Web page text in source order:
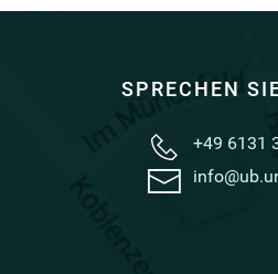
SPRECHEN
+49 6131